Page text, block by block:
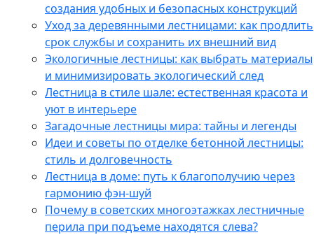
создания удобных и безопасных конструкций
Уход за деревянными лестницами: как продлить
срок службы и сохранить их внешний вид
Экологичные лестницы: как выбрать материалы
и минимизировать экологический след
Лестница в стиле шале: естественная красота и
уют в интерьере
Загадочные лестницы мира: тайны и легенды
Идеи и советы по отделке бетонной лестницы:
стиль и долговечность
Лестница в доме: путь к благополучию через
гармонию фэн-шуй
Почему в советских многоэтажках лестничные
перила при подъеме находятся слева?